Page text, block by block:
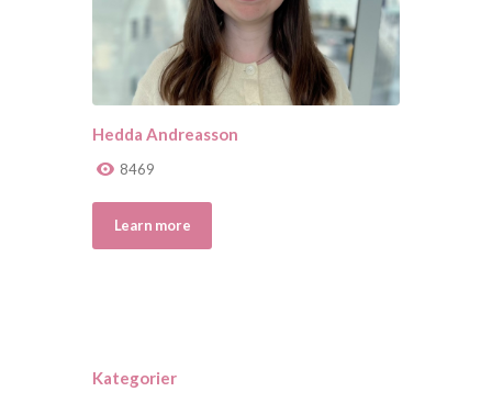
Hedda Andreasson
8469
Learn more
Kategorier